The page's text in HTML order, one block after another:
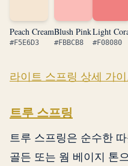
Peach Cream
#F5E6D3
Blush Pink
#FBBCB8
Light
#F08080
라이트 스프링 상세 가
트루 스프링
트루 스프링은 순수한
골든 또는 웜 베이지 톤